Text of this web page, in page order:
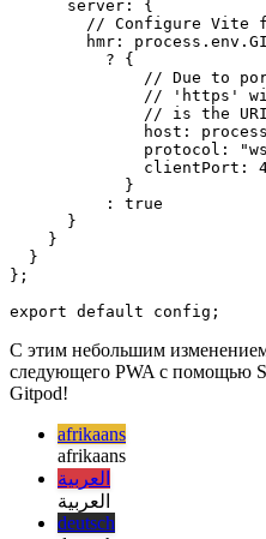
    adapter: adapter(),
    vite: {
      server: {
// Configure Vite
hmr:
// Due to
// 'https'
// is the
host:
protocol:
clientPort:
            }
          : true
      }
    }
  }
};
следующего PWA с помощью
Gitpod!
afrikaans
afrikaans